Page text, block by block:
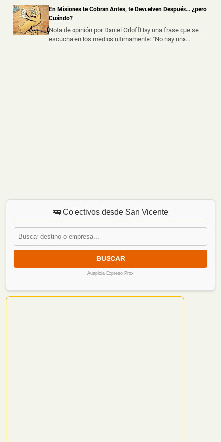
había sido abandonado tras un ...
En Misiones te Cobran Antes, te Devuelven Después… ¿pero
Cuándo?
Nota de opinión por Daniel OrloffHay una frase que se
escucha en los medios últimamente: "No hay una...
🚌 Colectivos desde San Vicente
BUSCAR
Auspicia Expreso Prox